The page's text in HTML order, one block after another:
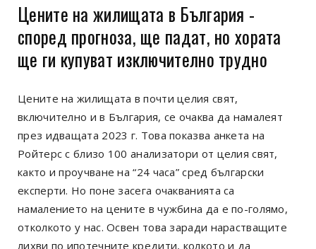
Цените на жилищата в България -
според прогноза, ще падат, но хората
ще ги купуват изключително трудно
Цените на жилищата в почти целия свят,
включително и в България, се очаква да намалеят
през идващата 2023 г. Това показва анкета на
Ройтерс с близо 100 анализатори от целия свят,
както и проучване на “24 часа” сред български
експерти. Но поне засега очакванията са
намалението на цените в чужбина да е по-голямо,
отколкото у нас. Освен това заради нарастващите
лихви по ипотечните кредити, колкото и да